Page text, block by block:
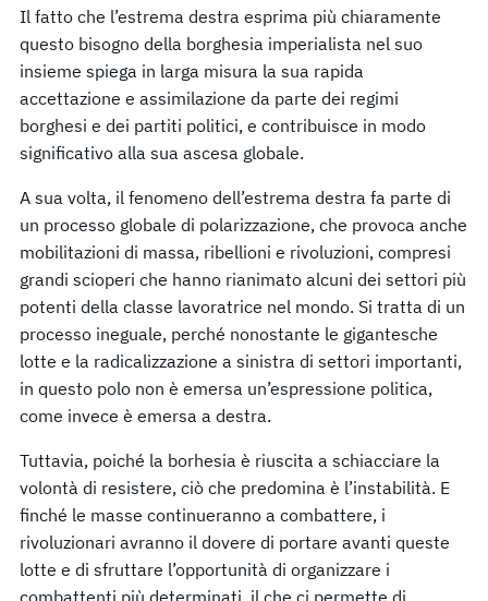
Il fatto che l’estrema destra esprima più chiaramente
questo bisogno della borghesia imperialista nel suo
insieme spiega in larga misura la sua rapida
accettazione e assimilazione da parte dei regimi
borghesi e dei partiti politici, e contribuisce in modo
significativo alla sua ascesa globale.
A sua volta, il fenomeno dell’estrema destra fa parte di
un processo globale di polarizzazione, che provoca anche
mobilitazioni di massa, ribellioni e rivoluzioni, compresi
grandi scioperi che hanno rianimato alcuni dei settori più
potenti della classe lavoratrice nel mondo. Si tratta di un
processo ineguale, perché nonostante le gigantesche
lotte e la radicalizzazione a sinistra di settori importanti,
in questo polo non è emersa un’espressione politica,
come invece è emersa a destra.
Tuttavia, poiché la borhesia è riuscita a schiacciare la
volontà di resistere, ciò che predomina è l’instabilità. E
finché le masse continueranno a combattere, i
rivoluzionari avranno il dovere di portare avanti queste
lotte e di sfruttare l’opportunità di organizzare i
combattenti più determinati, il che ci permette di